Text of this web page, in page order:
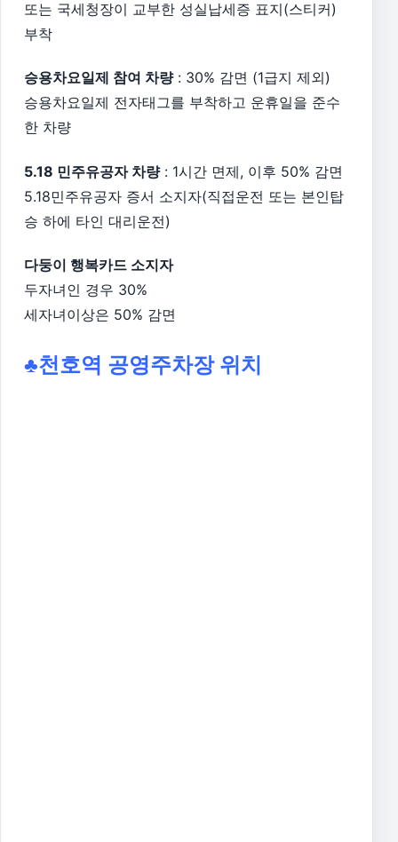
또는 국세청장이 교부한 성실납세증 표지(스티커)
부착
승용차요일제 참여 차량: 30% 감면 (1급지 제외)
승용차요일제 전자태그를 부착하고 운휴일을 준수
한 차량
5.18 민주유공자 차량: 1시간 면제, 이후 50% 감면
5.18민주유공자 증서 소지자(직접운전 또는 본인탑
승 하에 타인 대리운전)
다둥이 행복카드 소지자
두자녀인 경우 30%
세자녀이상은 50% 감면
♣천호역 공영주차장 위치